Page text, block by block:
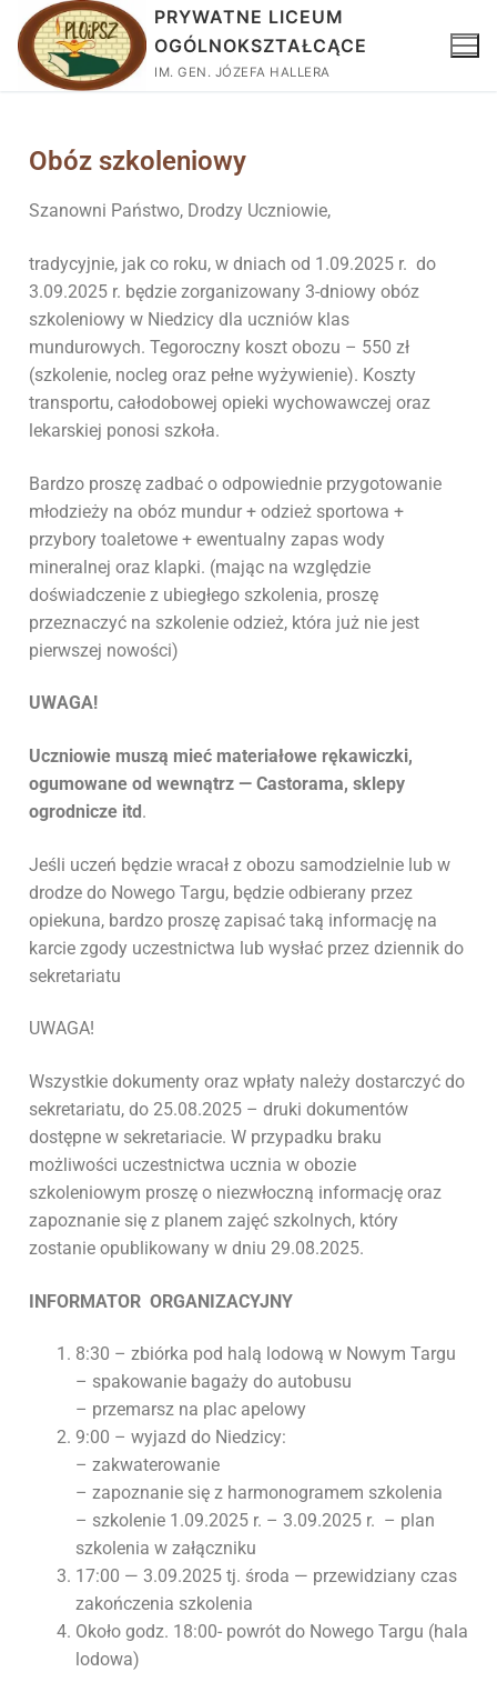
PRYWATNE LICEUM
OGÓLNOKSZTAŁCĄCE
IM. GEN. JÓZEFA HALLERA
Obóz szkoleniowy
Szanowni Państwo, Drodzy Uczniowie,
tradycyjnie, jak co roku, w dniach od 1.09.2025 r. do
3.09.2025 r. będzie zorganizowany 3-dniowy obóz
szkoleniowy w Niedzicy dla uczniów klas
mundurowych. Tegoroczny koszt obozu – 550 zł
(szkolenie, nocleg oraz pełne wyżywienie). Koszty
transportu, całodobowej opieki wychowawczej oraz
lekarskiej ponosi szkoła.
Bardzo proszę zadbać o odpowiednie przygotowanie
młodzieży na obóz mundur + odzież sportowa +
przybory toaletowe + ewentualny zapas wody
mineralnej oraz klapki. (mając na względzie
doświadczenie z ubiegłego szkolenia, proszę
przeznaczyć na szkolenie odzież, która już nie jest
pierwszej nowości)
UWAGA!
Uczniowie muszą mieć materiałowe rękawiczki,
ogumowane od wewnątrz — Castorama, sklepy
ogrodnicze itd.
Jeśli uczeń będzie wracał z obozu samodzielnie lub w
drodze do Nowego Targu, będzie odbierany przez
opiekuna, bardzo proszę zapisać taką informację na
karcie zgody uczestnictwa lub wysłać przez dziennik do
sekretariatu
UWAGA!
Wszystkie dokumenty oraz wpłaty należy dostarczyć do
sekretariatu, do 25.08.2025 – druki dokumentów
dostępne w sekretariacie. W przypadku braku
możliwości uczestnictwa ucznia w obozie
szkoleniowym proszę o niezwłoczną informację oraz
zapoznanie się z planem zajęć szkolnych, który
zostanie opublikowany w dniu 29.08.2025.
INFORMATOR ORGANIZACYJNY
8:30 – zbiórka pod halą lodową w Nowym Targu
– spakowanie bagaży do autobusu
– przemarsz na plac apelowy
9:00 – wyjazd do Niedzicy:
– zakwaterowanie
– zapoznanie się z harmonogramem szkolenia
– szkolenie 1.09.2025 r. – 3.09.2025 r. – plan
szkolenia w załączniku
17:00 — 3.09.2025 tj. środa — przewidziany czas
zakończenia szkolenia
Około godz. 18:00- powrót do Nowego Targu (hala
lodowa)